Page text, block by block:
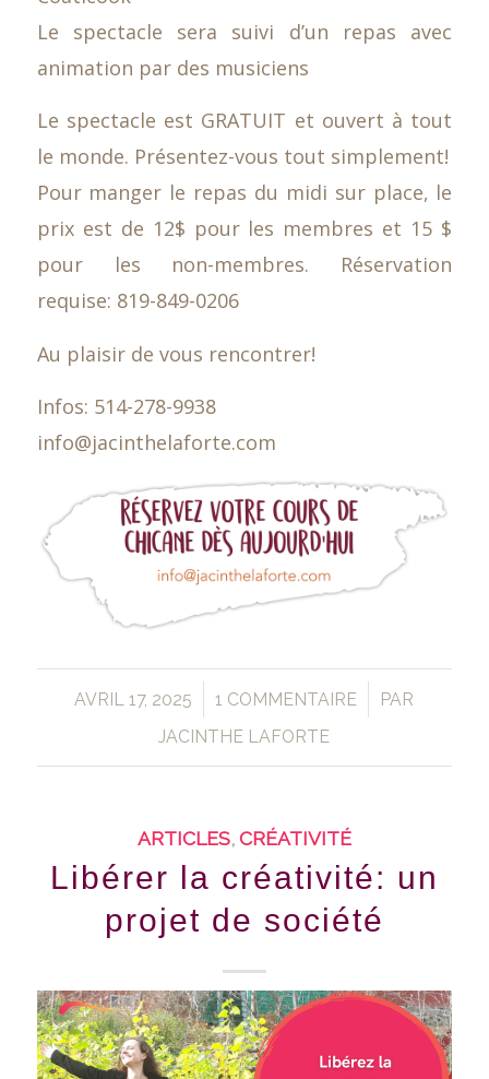
Le spectacle sera suivi d’un repas avec
animation par des musiciens
Le spectacle est GRATUIT et ouvert à tout
le monde. Présentez-vous tout simplement!
Pour manger le repas du midi sur place, le
prix est de 12$ pour les membres et 15 $
pour les non-membres. Réservation
requise: 819-849-0206
Au plaisir de vous rencontrer!
Infos: 514-278-9938
info@jacinthelaforte.com
AVRIL 17, 2025
/ 1 COMMENTAIRE
/
PAR
JACINTHE LAFORTE
ARTICLES,CRÉATIVITÉ
Libérer la créativité: un
projet de société